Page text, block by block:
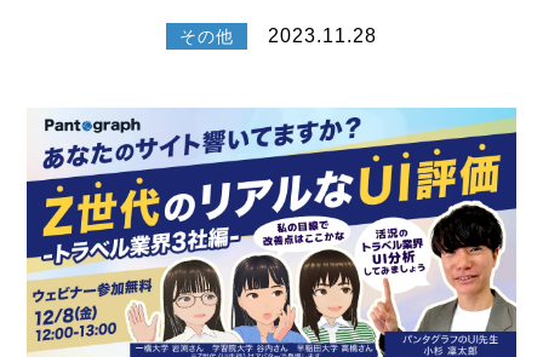
その他 2023.11.28